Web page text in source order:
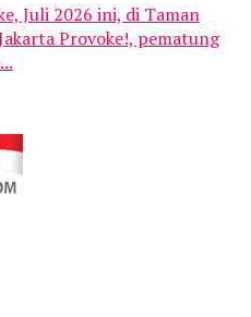
Juli 2026 ini, di Taman
Provoke!, pematung